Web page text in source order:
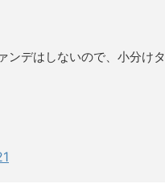
ンデはしないので、小分けタ